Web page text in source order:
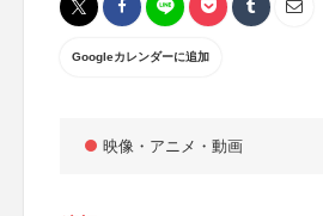
Googleカレンダーに追加
映像・アニメ・動画